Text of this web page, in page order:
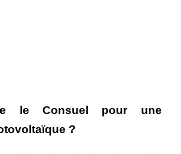
le Consuel pour une
?